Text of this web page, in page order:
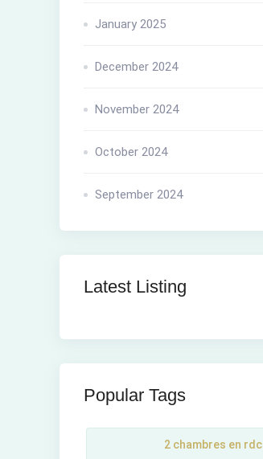
January 2025
December 2024
November 2024
October 2024
September 2024
Latest Listing
Popular Tags
2 chambres en rdc